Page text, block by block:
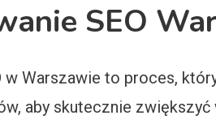
SEO
w Warszawie to proces,
aby skutecznie